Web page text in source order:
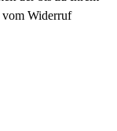
vom Widerruf